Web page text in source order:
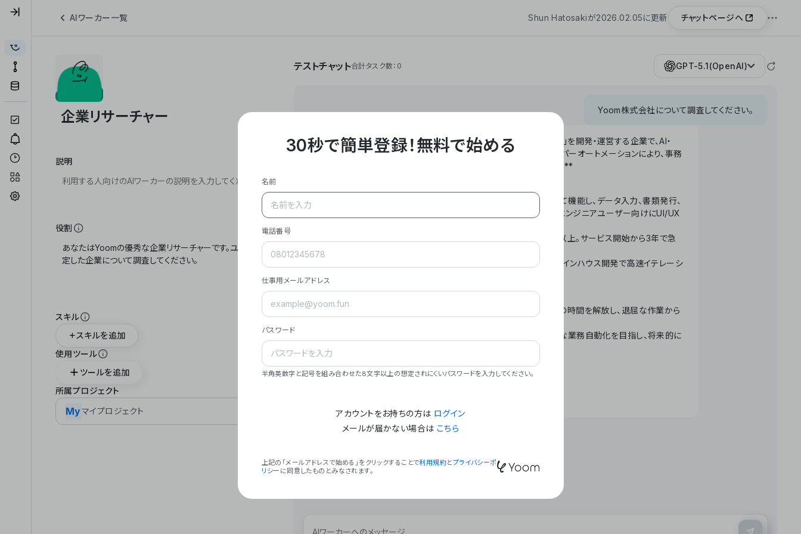
AIワーカー一覧 Shun Hatosakiが2026.02.05に更新 チャットページへ
説明
役割
スキル
スキルを追加
使用ツール
ツールを追加
所属プロジェクト
Myマイプロジェクト
テストチャット合計タスク数：0 GPT-5.1(OpenAI)
Yoom株式会社について調査してください。
**Yoom株式会社は、ビジネスオートメーションSaaS「Yoom」を開発・運営する企業で、AI・
API・RPA・OCRなどの技術をノーコードで組み合わせたハイパーオートメーションにより、事務
作業やデスクワークを自動化するサービスを提供しています。**
- **主力プロダクト「Yoom」**: SaaS連携データベースとして機能し、データ入力、書類発行、
メール対応、請求書処理、日報作成などの業務を自動化。非エンジニアユーザー向けにUI/UX
- **実績**: 国内利用社数20,000社超、直近成長率300%以上。サービス開始から3年で急
- **強み**: すべての自動化技術を1プラットフォームで完結。インハウス開発で高速イテレーシ
- **ミッション**: 「We Make Time」 – テクノロジーで人々の時間を解放し、退屈な作業から
- **ビジョン**: 「Global Business Automation」 – 世界的な業務自動化を目指し、将来的に
### 会社概要
30秒で簡単登録！無料で始める
名前
電話番号
仕事用メールアドレス
パスワード
半角英数字と記号を組み合わせた8文字以上の想定されにくいパスワードを入力してください。
アカウントをお持ちの方は ログイン
メールが届かない場合は こちら
上記の「メールアドレスで始める」をクリックすることで利用規約とプライバシーポ
リシー に同意したものとみなされます。